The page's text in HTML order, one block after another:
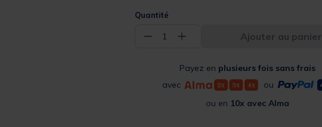
Quantité
− 1 + Ajouter au panier
Payez en plusieurs fois sans frais
avec
ou
ou en 10x avec Alma